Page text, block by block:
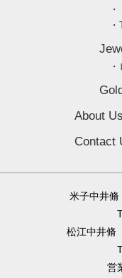
About Us
Contact
米子中井
松江中井
営